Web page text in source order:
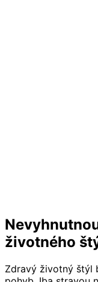
životného
Zdravý životný štýl